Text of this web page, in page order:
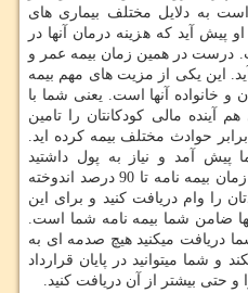
به دلایل مختلف بیماری های
پیش آید که هزینه درمان آنها در
درست در همین زمان بیمه عمر و
این یکی از مزیت های مهم بیمه
خانواده آنها است. یعنی شما با
آینده مالی کودکانتان را تامین
حوادث مختلف بیمه کرده اید.
آمد و نیاز به پول داشتید
میتوانید بعد از گذشت دو سال از زمان بیمه نامه تا 90 درصد اندوخته
را وام دریافت کنید و برای این
ضامن شما بیمه نامه شما است.
دریافت میکنید هیچ صدمه ای به
و شما میتوانید در پایان قرارداد
حتی بیشتر از آن دریافت کنید.